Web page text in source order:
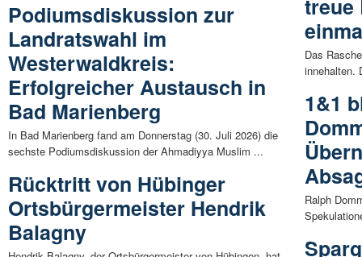
Podiumsdiskussion zur
Landratswahl im
Westerwaldkreis:
Erfolgreicher Austausch in
Bad Marienberg
In Bad Marienberg fand am Donnerstag (30. Juli 2026) die
sechste Podiumsdiskussion der Ahmadiyya Muslim ...
Rücktritt von Hübinger
Ortsbürgermeister Hendrik
Balagny
treue
Das
innehalten.
1&1
Ralph